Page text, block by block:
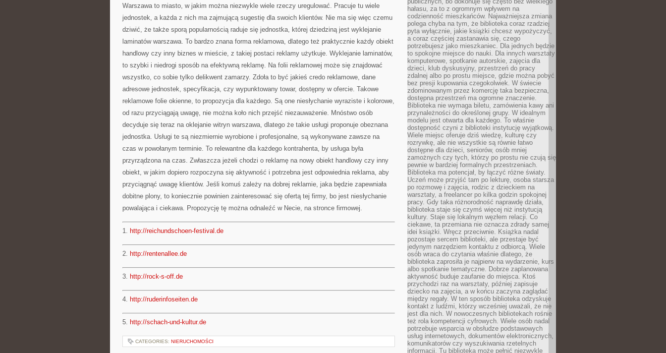
Warszawa to miasto, w jakim można niezwykle wiele rzeczy uregulować. Pracuje tu wiele
jednostek, a każda z nich ma zajmującą sugestię dla swoich klientów. Nie ma się więc czemu
dziwić, że także sporą popularnością raduje się jednostka, której dziedziną jest wyklejanie
laminatów warszawa. To bardzo znana forma reklamowa, dlatego też praktycznie każdy obiekt
handlowy czy inny biznes w mieście, z takiej postaci reklamy użytkuje. Wyklejanie laminatów,
to szybki i niedrogi sposób na efektywną reklamę. Na folii reklamowej może się znajdować
wszystko, co sobie tylko delikwent zamarzy. Zdoła to być jakieś credo reklamowe, dane
adresowe jednostek, specyfikacja, czy wypunktowany towar, dostępny w ofercie. Takowe
reklamowe folie okienne, to propozycja dla każdego. Są one niesłychanie wyraziste i kolorowe,
od razu przyciągają uwagę, nie można koło nich przejść niezauważenie. Mnóstwo osób
decyduje się teraz na oklejanie witryn warszawa, dlatego że takie usługi proponuje obeznana
jednostka. Usługi te są niezmiernie wyrobione i profesjonalne, są wykonywane zawsze na
czas w powołanym terminie. To relewantne dla każdego kontrahenta, by usługa była
przyrządzona na czas. Zwłaszcza jeżeli chodzi o reklamę na nowy obiekt handlowy czy inny
obiekt, w jakim dopiero rozpoczyna się aktywność i potrzebna jest odpowiednia reklama, aby
przyciągnąć uwagę klientów. Jeśli komuś zależy na dobrej reklamie, jaka będzie zapewniała
dobitne plony, to koniecznie powinien zainteresować się ofertą tej firmy, bo jest niesłychanie
powalająca i ciekawa. Propozycję tę można odnaleźć w Necie, na stronce firmowej.
1. http://reichundschoen-festival.de
2. http://rentenallee.de
3. http://rock-s-off.de
4. http://ruderinfoseiten.de
5. http://schach-und-kultur.de
CATEGORIES: NIERUCHOMOŚCI
hałasu, za to z ogromnym wpływem na
codzienność mieszkańców. Najważniejsza zmiana
polega chyba na tym, że biblioteka coraz rzadziej
pyta wyłącznie, jakie książki chcesz wypożyczyć,
a coraz częściej zastanawia się, czego
potrzebujesz jako mieszkaniec. Dla jednych będzie
to spokojne miejsce do nauki. Dla innych warsztaty
komputerowe, spotkanie autorskie, zajęcia dla
dzieci, klub dyskusyjny, przestrzeń do pracy
zdalnej albo po prostu miejsce, gdzie można pobyć
bez presji kupowania czegokolwiek. W świecie
zdominowanym przez komercję taka bezpieczna,
dostępna przestrzeń ma ogromne znaczenie.
Biblioteka nie wymaga biletu, zamówienia kawy ani
przynależności do określonej grupy. W idealnym
modelu jest otwarta dla każdego. To właśnie
dostępność czyni z biblioteki instytucję wyjątkową.
Wiele miejsc oferuje dziś wiedzę, kulturę czy
rozrywkę, ale nie wszystkie są równie łatwo
dostępne dla dzieci, seniorów, osób mniej
zamożnych czy tych, którzy po prostu nie czują się
pewnie w bardziej formalnych przestrzeniach.
Biblioteka ma potencjał, by łączyć różne światy.
Uczeń może przyjść tam po lekturę, osoba starsza
po rozmowę i zajęcia, rodzic z dzieckiem na
warsztaty, a freelancer po kilka godzin spokojnej
pracy. Gdy taka różnorodność naprawdę działa,
biblioteka staje się czymś więcej niż instytucją
kultury. Staje się lokalnym węzłem relacji. Co
ciekawe, ta przemiana nie oznacza zdrady samej
idei książki. Wręcz przeciwnie. Książka nadal
pozostaje sercem biblioteki, ale przestaje być
jedynym narzędziem kontaktu z odbiorcą. Wiele
osób wraca do czytania właśnie dlatego, że
biblioteka zaprosiła je najpierw na wydarzenie, kurs
albo spotkanie tematyczne. Dobrze zaplanowana
aktywność buduje zaufanie do miejsca. Ktoś
przychodzi raz na warsztaty, później zapisuje
dziecko na zajęcia, a w końcu zaczyna zaglądać
między regały. W ten sposób biblioteka odzyskuje
kontakt z ludźmi, którzy wcześniej uważali, że nie
jest dla nich. W nowoczesnych bibliotekach rośnie
też rola kompetencji cyfrowych. Wiele osób nadal
potrzebuje wsparcia w obsłudze podstawowych
usług internetowych, dokumentów elektronicznych,
komunikatorów czy wyszukiwania rzetelnych
informacji. Tu biblioteka może pełnić niezwykle